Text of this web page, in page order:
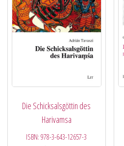
Die Schicksalsgöttin des
Harivamsa
ISBN:978-3-643-12657-3